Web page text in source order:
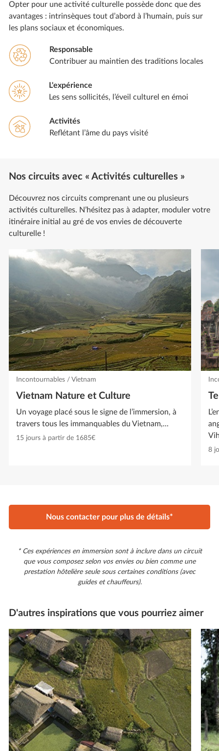
Opter pour une activité culturelle possède donc que des
avantages : intrinsèques tout d’abord à l’humain, puis sur
les plans sociaux et économiques.
Responsable
Contribuer au maintien des traditions locales
L'expérience
Les sens sollicités, l’éveil culturel en émoi
Activités
Reflétant l’âme du pays visité
Nos circuits avec « Activités culturelles »
Découvrez nos circuits comprenant une ou plusieurs
activités culturelles. N’hésitez pas à adapter, moduler votre
itinéraire initial au gré de vos envies de découverte
culturelle !
Incontournables / Vietnam
Vietnam Nature et Culture
Un voyage placé sous le signe de l’immersion, à
travers tous les immanquables du Vietnam,...
15 jours à partir de 1685€
8
Nous contacter pour plus de détails*
* Ces expériences en immersion sont à inclure dans un circuit
que vous composez selon vos envies ou bien comme une
prestation hôtelière seule sous certaines conditions (avec
guides et chauffeurs).
D'autres inspirations que vous pourriez aimer